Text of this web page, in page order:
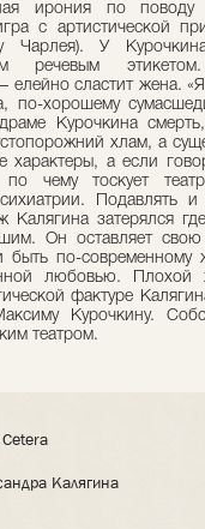
ирония по поводу
с артистической
Чарлея). У
речевым
елейно сластит жена.
по-хорошему
Курочкина
хлам, а
характеры, а если
по чему тоскует
Подавлять
Калягина затерялся
Он оставляет
быть по-
любовью.
фактуре
Курочкину.
театром.
Калягина